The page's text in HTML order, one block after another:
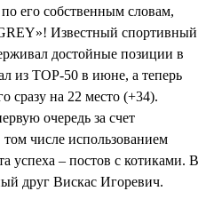
его собственным словам,
Известный спортивный
достойные позиции в
из TOP-50 в июне, а теперь
сразу на 22 место (+34).
очередь за счет
числе использованием
успеха – постов с котиками. В
друг Вискас Игоревич.